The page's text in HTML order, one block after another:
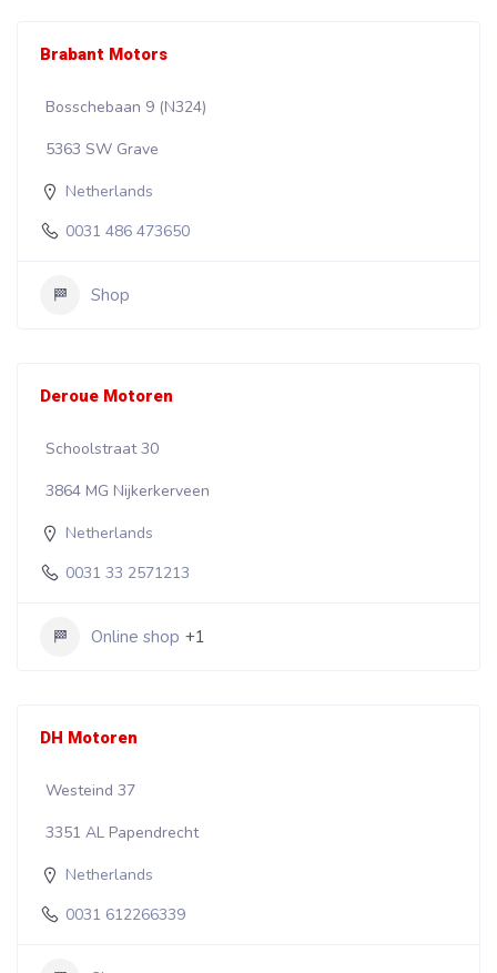
Brabant Motors
Bosschebaan 9 (N324)
5363 SW Grave
Netherlands
0031 486 473650
Shop
Deroue Motoren
Schoolstraat 30
3864 MG Nijkerkerveen
Netherlands
0031 33 2571213
Online shop +1
DH Motoren
Westeind 37
3351 AL Papendrecht
Netherlands
0031 612266339